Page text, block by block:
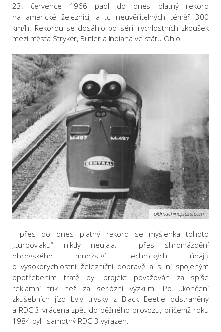
23. července 1966 padl do dnes platný rekord
na americké železnici, a to neuvěřitelných téměř 300
km/h. Rekordu se dosáhlo po sérii rychlostních zkoušek
mezi města Stryker, Butler a Indiana ve státu Ohio.
oldmachinepress.com
I přes do dnes platný rekord se myšlenka tohoto
„turbovlaku“ nikdy neujala. I přes shromáždění
obrovského množství technických údajů
o vysokorychlostní železniční dopravě a s ní spojeným
opotřebením tratě byl projekt považován za spíše
reklamní trik než za seriózní výzkum. Po ukončení
zkušebních jízd byly trysky z Black Beetle odstraněny
a RDC-3 vrácena zpět do běžného provozu, přičemž roku
1984 byl i samotný RDC-3 vyřazen.